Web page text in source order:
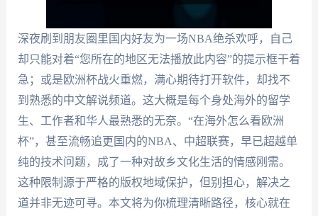
深夜刷到朋友圈里国内好友为一场NBA绝杀欢呼，自己
却只能对着“您所在的地区无法播放此内容”的提示框干着
急；或是欧洲杯战火重燃，满心期待打开软件，却找不
到熟悉的中文解说频道。这大概是每个身处海外的留学
生、工作者和华人最熟悉的无奈。“在海外怎么看欧洲
杯”，甚至流畅追更国内的NBA、中超联赛，早已超越单
纯的技术问题，成了一种对故乡文化生活的情感刚需。
这种限制源于严格的版权地域保护，但别担心，解决之
道并非无迹可寻。本文将为你梳理清晰路径，核心就在